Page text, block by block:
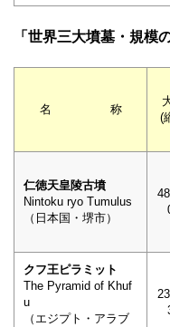
「世界三大墳墓・規模
名 称
(
仁徳天皇陵古墳
Nintoku ryo Tumulus
（日本国・堺市）
クフ王ピラミット
The Pyramid of Khuf
u
（エジプト・アラブ